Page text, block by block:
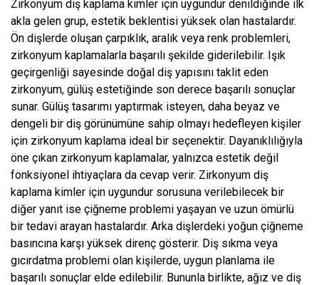
Zirkonyum diş kaplama kimler için uygundur denildiğinde ilk
akla gelen grup, estetik beklentisi yüksek olan hastalardır.
Ön dişlerde oluşan çarpıklık, aralık veya renk problemleri,
zirkonyum kaplamalarla başarılı şekilde giderilebilir. Işık
geçirgenliği sayesinde doğal diş yapısını taklit eden
zirkonyum, gülüş estetiğinde son derece başarılı sonuçlar
sunar. Gülüş tasarımı yaptırmak isteyen, daha beyaz ve
dengeli bir diş görünümüne sahip olmayı hedefleyen kişiler
için zirkonyum kaplama ideal bir seçenektir. Dayanıklılığıyla
öne çıkan zirkonyum kaplamalar, yalnızca estetik değil
fonksiyonel ihtiyaçlara da cevap verir. Zirkonyum diş
kaplama kimler için uygundur sorusuna verilebilecek bir
diğer yanıt ise çiğneme problemi yaşayan ve uzun ömürlü
bir tedavi arayan hastalardır. Arka dişlerdeki yoğun çiğneme
basıncına karşı yüksek direnç gösterir. Diş sıkma veya
gıcırdatma problemi olan kişilerde, uygun planlama ile
başarılı sonuçlar elde edilebilir. Bununla birlikte, ağız ve diş